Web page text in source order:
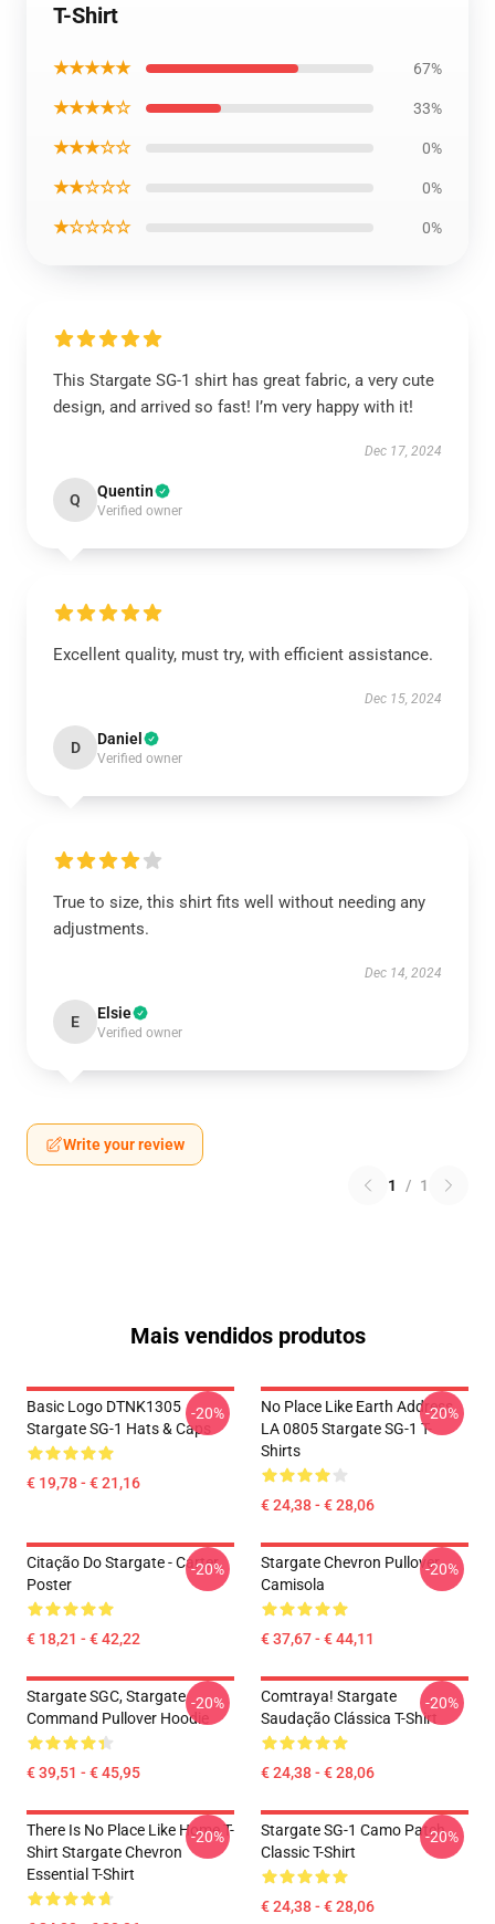
T-Shirt
★★★★★ 67%
★★★★☆ 33%
★★★☆☆ 0%
★★☆☆☆ 0%
★☆☆☆☆ 0%
This Stargate SG-1 shirt has great fabric, a very cute
design, and arrived so fast! I’m very happy with it!
Dec 17, 2024
Q Quentin
Verified owner
Excellent quality, must try, with efficient assistance.
Dec 15, 2024
D Daniel
Verified owner
True to size, this shirt fits well without needing any
adjustments.
Dec 14, 2024
E Elsie
Verified owner
Write your review
1 / 1
Mais vendidos produtos
Basic Logo DTNK1305
Stargate SG-1 Hats & Caps
€ 19,78 - € 21,16
-20%
No Place Like Earth Address
LA 0805 Stargate SG-1 T-
Shirts
€ 24,38 - € 28,06
-20%
Citação Do Stargate - Carter
Poster
€ 18,21 - € 42,22
-20%
Stargate Chevron Pullover
Camisola
€ 37,67 - € 44,11
-20%
Stargate SGC, Stargate
Command Pullover Hoodie
€ 39,51 - € 45,95
-20%
Comtraya! Stargate
Saudação Clássica T-Shirt
€ 24,38 - € 28,06
-20%
There Is No Place Like Home T-
Shirt Stargate Chevron
Essential T-Shirt
-20%
Stargate SG-1 Camo Patch
Classic T-Shirt
€ 24,38 - € 28,06
-20%